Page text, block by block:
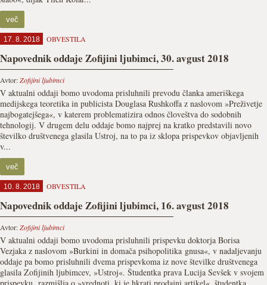
več
17. 8. 2018 OBVESTILA
Napovednik oddaje Zofijini ljubimci, 30. avgust 2018
Avtor:Zofijini ljubimci
V aktualni oddaji bomo uvodoma prisluhnili prevodu članka ameriškega
medijskega teoretika in publicista Douglasa Rushkoffa z naslovom »Preživetje
najbogatejšega«, v katerem problematizira odnos človeštva do sodobnih
tehnologij. V drugem delu oddaje bomo najprej na kratko predstavili novo
številko društvenega glasila Ustroj, na to pa iz sklopa prispevkov objavljenih
v...
več
10. 8. 2018 OBVESTILA
Napovednik oddaje Zofijini ljubimci, 16. avgust 2018
Avtor:Zofijini ljubimci
V aktualni oddaji bomo uvodoma prisluhnili prispevku doktorja Borisa
Vezjaka z naslovom »Burkini in domača psihopolitika gnusa«, v nadaljevanju
oddaje pa bomo prisluhnili dvema prispevkoma iz nove številke društvenega
glasila Zofijinih ljubimcev, »Ustroj«. Študentka prava Lucija Sevšek v svojem